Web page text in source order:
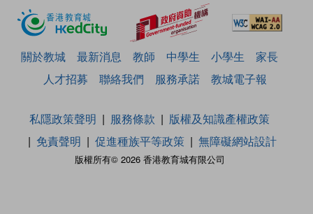
關於教城 最新消息 教師 中學生 小學生
家長
人才招募
聯絡我們 服務承諾 教城電子報
版權所有© 2026 香港教育城有限公司
私隱政策聲明 服務條款
版權及知識產權政策
免責聲明
促進種族平等政策 無障礙網站設計